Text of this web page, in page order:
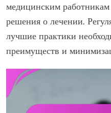
медицинским
решения о лечении.
лучшие практики
преимуществ и